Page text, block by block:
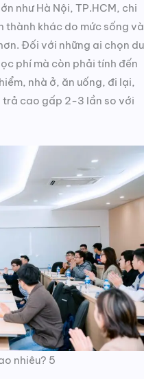
như Hà Nội, TP.HCM, chi
thành khác do mức sống và
Đối với những ai chọn du
phí mà còn phải tính đến
nhà ở, ăn uống, đi lại,
trả cao gấp 2-3 lần so với
nhiêu? 5